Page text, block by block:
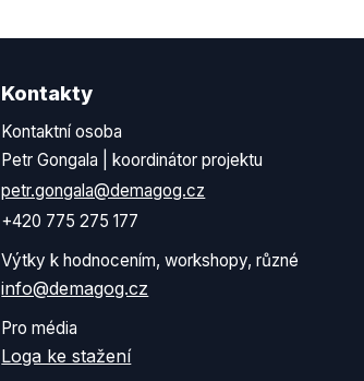
Kontakty
Kontaktní osoba
Petr Gongala | koordinátor projektu
petr.gongala@demagog.cz
+420 775 275 177
Výtky k hodnocením, workshopy, různé
info@demagog.cz
Pro média
Loga ke stažení